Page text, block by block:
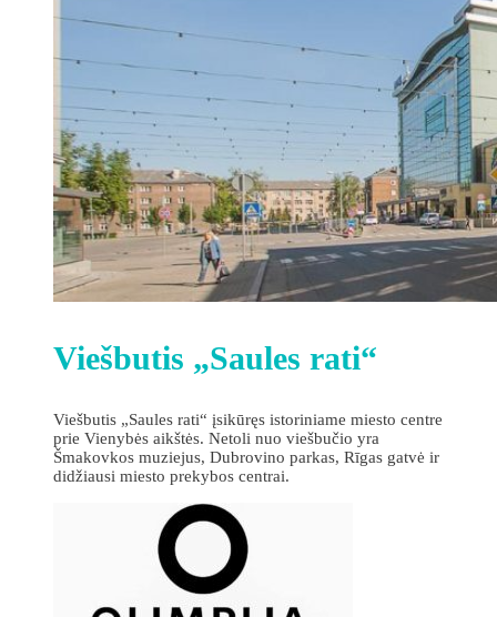
Viešbutis „Saules rati“
Viešbutis „Saules rati“ įsikūręs istoriniame miesto centre
prie Vienybės aikštės. Netoli nuo viešbučio yra
Šmakovkos muziejus, Dubrovino parkas, Rīgas gatvė ir
didžiausi miesto prekybos centrai.